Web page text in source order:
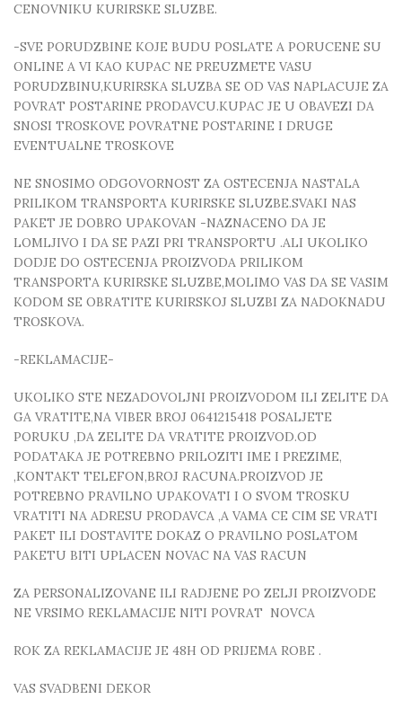
CENOVNIKU KURIRSKE SLUZBE.
-SVE PORUDZBINE KOJE BUDU POSLATE A PORUCENE SU
ONLINE A VI KAO KUPAC NE PREUZMETE VASU
PORUDZBINU,KURIRSKA SLUZBA SE OD VAS NAPLACUJE ZA
POVRAT POSTARINE PRODAVCU.KUPAC JE U OBAVEZI DA
SNOSI TROSKOVE POVRATNE POSTARINE I DRUGE
EVENTUALNE TROSKOVE
NE SNOSIMO ODGOVORNOST ZA OSTECENJA NASTALA
PRILIKOM TRANSPORTA KURIRSKE SLUZBE.SVAKI NAS
PAKET JE DOBRO UPAKOVAN -NAZNACENO DA JE
LOMLJIVO I DA SE PAZI PRI TRANSPORTU .ALI UKOLIKO
DODJE DO OSTECENJA PROIZVODA PRILIKOM
TRANSPORTA KURIRSKE SLUZBE,MOLIMO VAS DA SE VASIM
KODOM SE OBRATITE KURIRSKOJ SLUZBI ZA NADOKNADU
TROSKOVA.
-REKLAMACIJE-
UKOLIKO STE NEZADOVOLJNI PROIZVODOM ILI ZELITE DA
GA VRATITE,NA VIBER BROJ 0641215418 POSALJETE
PORUKU ,DA ZELITE DA VRATITE PROIZVOD.OD
PODATAKA JE POTREBNO PRILOZITI IME I PREZIME,
,KONTAKT TELEFON,BROJ RACUNA.PROIZVOD JE
POTREBNO PRAVILNO UPAKOVATI I O SVOM TROSKU
VRATITI NA ADRESU PRODAVCA ,A VAMA CE CIM SE VRATI
PAKET ILI DOSTAVITE DOKAZ O PRAVILNO POSLATOM
PAKETU BITI UPLACEN NOVAC NA VAS RACUN
ZA PERSONALIZOVANE ILI RADJENE PO ZELJI PROIZVODE
NE VRSIMO REKLAMACIJE NITI POVRAT NOVCA
ROK ZA REKLAMACIJE JE 48H OD PRIJEMA ROBE .
VAS SVADBENI DEKOR